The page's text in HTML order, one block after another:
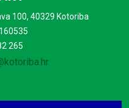
100, 40329 Kotoriba
265